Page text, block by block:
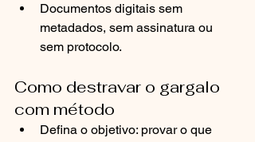
Documentos digitais sem
metadados, sem assinatura ou
sem protocolo.
Como destravar o gargalo
com método
Defina o objetivo: provar o que